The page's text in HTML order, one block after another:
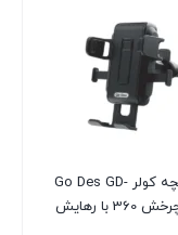
هولدر دریچه کولر Go Des GD-
HD697 | چرخش 360 با رهایش